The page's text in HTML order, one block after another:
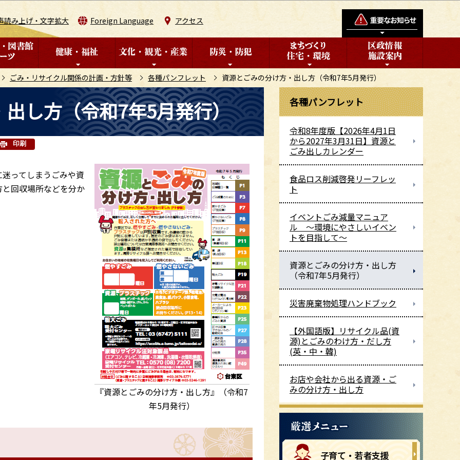
読み上げ・文字拡大 Foreign Language アクセス
ごみ・リサイクル関係の計画・方針等 各種パンフレット 資源とごみの分け方・出し方（令和7年5月発行）
し方（令和7年5月発行）
印刷
『資源とごみの分け方・出し方』（令和7
年5月発行）
ってしまうごみや資
回収場所などを分か
各種パンフレット
令和8年度版【2026年4月1日
から2027年3月31日】資源と
ごみ出しカレンダー
食品ロス削減啓発リーフレッ
ト
イベントごみ減量マニュア
ル ～環境にやさしいイベン
トを目指して～
資源とごみの分け方・出し方
（令和7年5月発行）
災害廃棄物処理ハンドブック
【外国語版】リサイクル品(資
源)とごみのわけ方・だし方
(英・中・韓)
お店や会社から出る資源・ご
みの分け方・出し方